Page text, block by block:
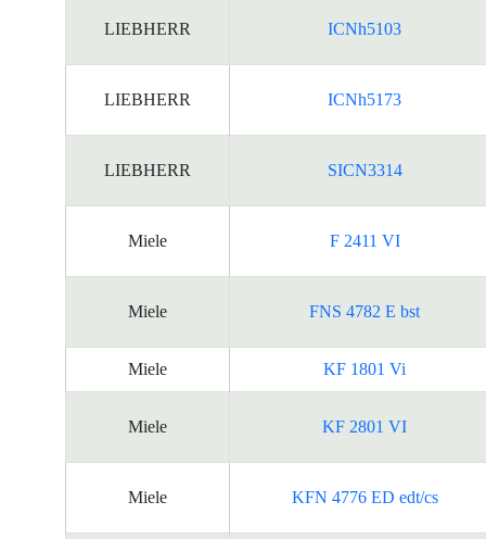
LIEBHERR ICNh5103
LIEBHERR ICNh5173
LIEBHERR SICN3314
Miele F 2411 VI
Miele FNS 4782 E bst
Miele KF 1801 Vi
Miele KF 2801 VI
Miele KFN 4776 ED edt/cs